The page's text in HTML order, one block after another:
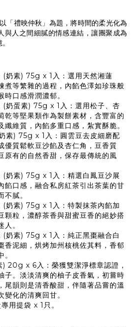
「禮映仲秋」為題，將時間的柔光化為
與人之間細膩的情感連結，讓團聚成為
(奶素) 75g x 1入：選用天然湘蓮
煮等繁雜的過程，內餡色澤如珍珠般
時口感滑潤濃郁。
(奶蛋素) 75g x 1入：選用松子、杏
乾等堅果類作為製餅素材，含豐富的
纖維質，內餡多重口感，紮實酥脆。
素) 75g x 1入：圓雲豆去皮細磨配
優質鬆軟豆沙餡及杏仁角，豆香質
原有的自然香甜，保存最傳統的風
(奶素) 75g x 1入：精選白鳳豆沙展
餡口感，融合私房紅茶引出茶葉的甘
不膩。
(奶素) 75g x 1入：特製抹茶內餡加
顆粒，濃醇茶香與甜蜜豆香的絕妙搭
。
(奶素) 75g x 1入：純正黑棗融合白
香泥細，烘烤加州核桃佐其料，香郁
) 20g x 6入：榮獲雙潔淨標章認證，
子。淡淡清爽的柚子皮香氣，初嘗時
尾韻則是清香酸甜，伴隨著品嘗的溫
變化的清爽回甘。
用提袋 x 1只。